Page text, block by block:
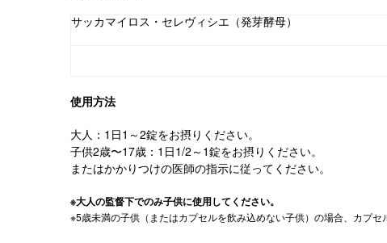
サッカマイロス・セレヴィシエ（発芽酵母）
使用方法
大人：1日1～2錠をお摂りください。
子供2歳〜17歳：1日1/2～1錠をお摂りください。
またはかかりつけの医師の指示に従ってください。
※大人の監督下でのみ子供に使用してください。
※5歳未満の子供（またはカプセルを飲み込めない子供）の場合、カプ